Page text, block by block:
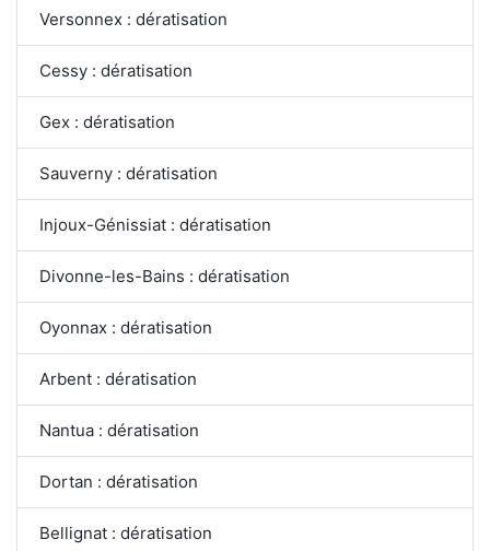
Versonnex : dératisation
Cessy : dératisation
Gex : dératisation
Sauverny : dératisation
Injoux-Génissiat : dératisation
Divonne-les-Bains : dératisation
Oyonnax : dératisation
Arbent : dératisation
Nantua : dératisation
Dortan : dératisation
Bellignat : dératisation